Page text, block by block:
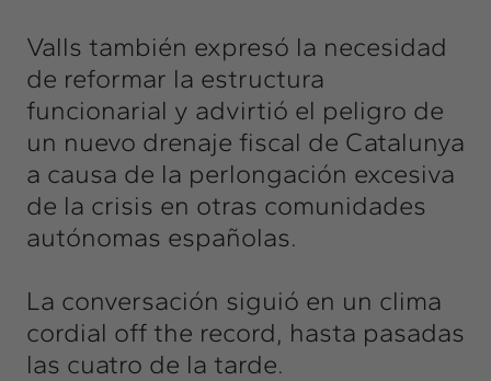
Valls también expresó la necesidad
de reformar la estructura
funcionarial y advirtió el peligro de
un nuevo drenaje fiscal de Catalunya
a causa de la perlongación excesiva
de la crisis en otras comunidades
autónomas españolas.
La conversación siguió en un clima
cordial off the record, hasta pasadas
las cuatro de la tarde.